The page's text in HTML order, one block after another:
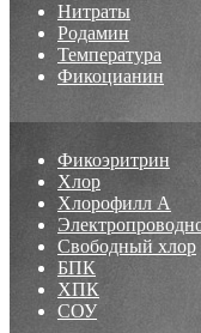
Нитраты
Родамин
Температура
Фикоцианин
Фикоэритрин
Хлор
Хлорофилл А
Свободный хлор
БПК
ХПК
СОУ